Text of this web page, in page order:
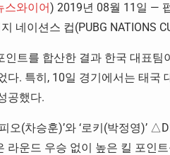
스와이어) 2019년 08월 11일 —
네이션스 컵(PUBG NATIONS
인트를 합산한 결과 한국 대표
다. 특히, 10일 경기에서는 태국
공했다.
오(차승훈)’와 ‘로키(박정영)’
라운드 우승 없이 높은 킬 포인